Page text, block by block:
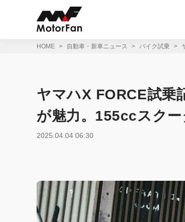
HOME 自動車・新車ニュース バイク試乗
ヤマハX FORCE試乗
が魅力。155ccスク
2025.04.04 06:30